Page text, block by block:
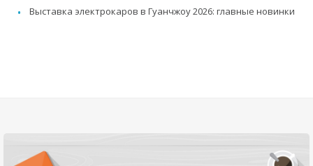
Выставка электрокаров в Гуанчжоу 2026: главные новинки